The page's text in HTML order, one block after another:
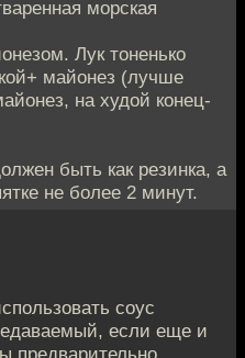
морская
Лук тоненько
майонез (лучше
на худой конец-
быть как резинка, а
не более 2 минут.
соус
если еще и
предварительно